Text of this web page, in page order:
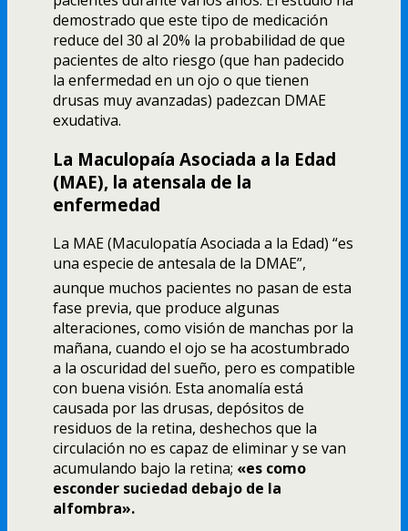
demostrado que este tipo de medicación
reduce del 30 al 20% la probabilidad de que
pacientes de alto riesgo (que han padecido
la enfermedad en un ojo o que tienen
drusas muy avanzadas) padezcan DMAE
exudativa.
La Maculopaí­a Asociada a la Edad
(MAE), la atensala de la
enfermedad
La MAE (Maculopatí­a Asociada a la Edad) “es
una especie de antesala de la DMAE”,
aunque muchos pacientes no pasan de esta
fase previa, que produce algunas
alteraciones, como visión de manchas por la
mañana, cuando el ojo se ha acostumbrado
a la oscuridad del sueño, pero es compatible
con buena visión. Esta anomalí­a está
causada por las drusas, depósitos de
residuos de la retina, deshechos que la
circulación no es capaz de eliminar y se van
acumulando bajo la retina; «es como
esconder suciedad debajo de la
alfombra».